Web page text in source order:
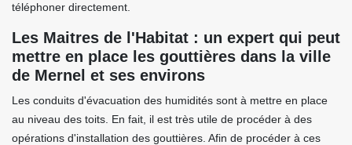
téléphoner directement.
Les Maitres de l'Habitat : un expert qui peut
mettre en place les gouttières dans la ville
de Mernel et ses environs
Les conduits d'évacuation des humidités sont à mettre en place
au niveau des toits. En fait, il est très utile de procéder à des
opérations d'installation des gouttières. Afin de procéder à ces